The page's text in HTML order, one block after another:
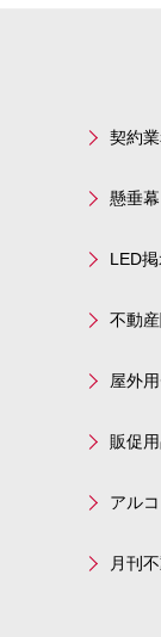
契約
懸垂
LED
不動
屋外
販促
アル
月刊